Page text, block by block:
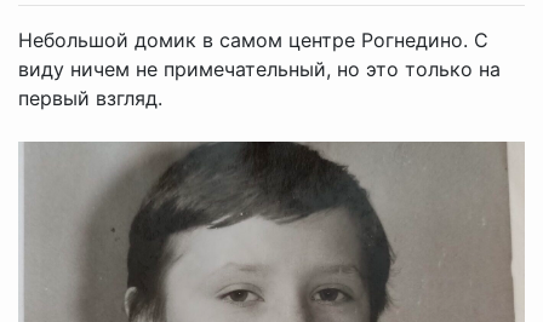
Небольшой домик в самом центре Рогнедино. С
виду ничем не примечательный, но это только на
первый взгляд.